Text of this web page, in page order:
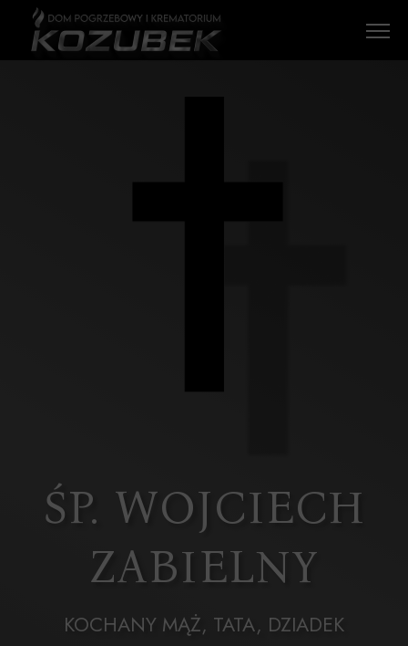
ŚP. WOJCIECH
ZABIELNY
KOCHANY MĄŻ, TATA, DZIADEK